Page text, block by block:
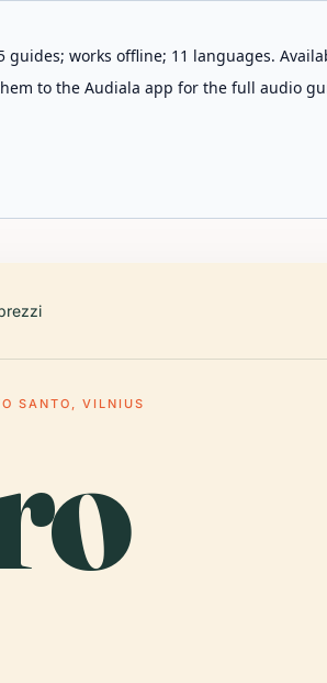
works offline; 11 languages.
to the Audiala app for the full audio
SANTO, VILNIUS